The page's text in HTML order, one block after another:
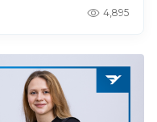
4,895